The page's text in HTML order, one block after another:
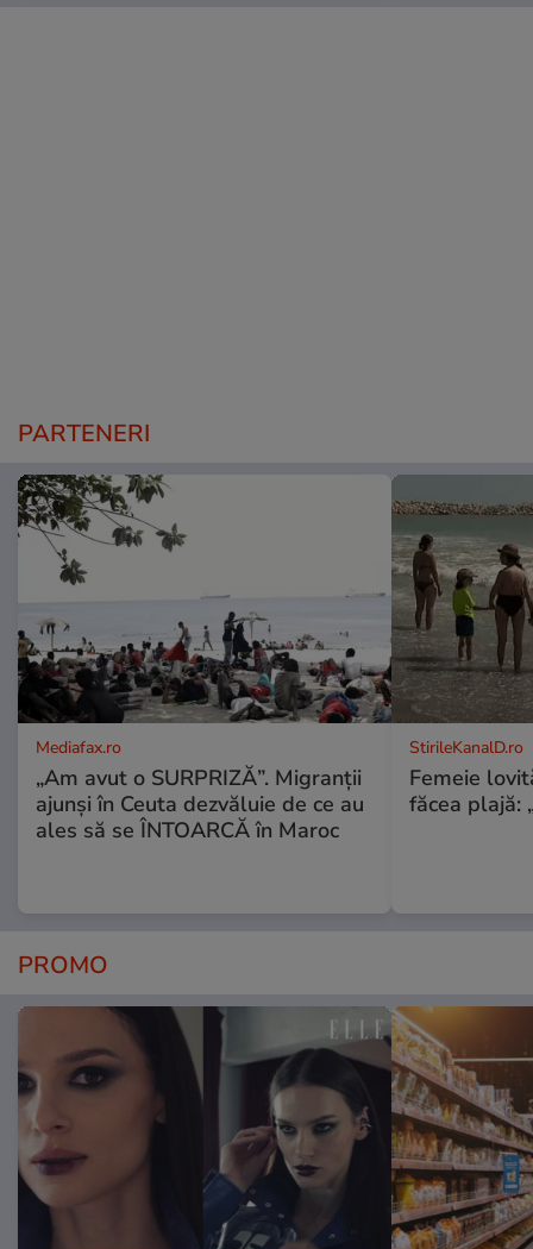
PARTENERI
Mediafax.ro
„Am avut o SURPRIZĂ”. Migranții
ajunși în Ceuta dezvăluie de ce au
ales să se ÎNTOARCĂ în Maroc
StirileKanalD.ro
Femeie
făcea plajă:
PROMO